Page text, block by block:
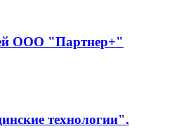
ООО "Партнер+"
технологии".